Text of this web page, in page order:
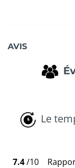
AVIS
Le
7.4/10